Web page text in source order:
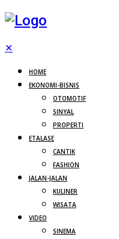
✕
HOME
EKONOMI-BISNIS
OTOMOTIF
SINYAL
PROPERTI
ETALASE
CANTIK
FASHION
JALAN-JALAN
KULINER
WISATA
VIDEO
SINEMA